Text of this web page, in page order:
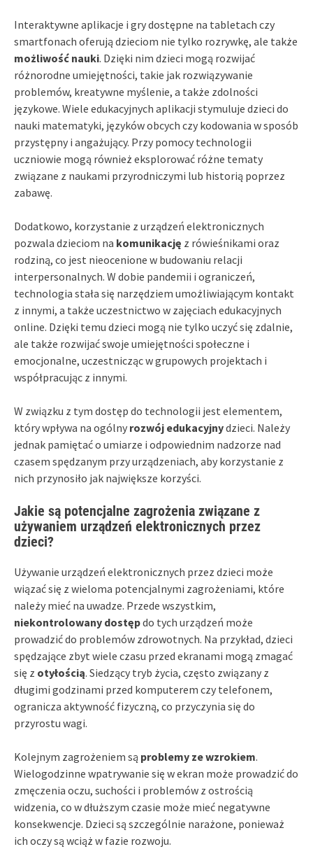
Interaktywne aplikacje i gry dostępne na tabletach czy
smartfonach oferują dzieciom nie tylko rozrywkę, ale także
możliwość nauki. Dzięki nim dzieci mogą rozwijać
różnorodne umiejętności, takie jak rozwiązywanie
problemów, kreatywne myślenie, a także zdolności
językowe. Wiele edukacyjnych aplikacji stymuluje dzieci do
nauki matematyki, języków obcych czy kodowania w sposób
przystępny i angażujący. Przy pomocy technologii
uczniowie mogą również eksplorować różne tematy
związane z naukami przyrodniczymi lub historią poprzez
zabawę.
Dodatkowo, korzystanie z urządzeń elektronicznych
pozwala dzieciom na komunikację z rówieśnikami oraz
rodziną, co jest nieocenione w budowaniu relacji
interpersonalnych. W dobie pandemii i ograniczeń,
technologia stała się narzędziem umożliwiającym kontakt
z innymi, a także uczestnictwo w zajęciach edukacyjnych
online. Dzięki temu dzieci mogą nie tylko uczyć się zdalnie,
ale także rozwijać swoje umiejętności społeczne i
emocjonalne, uczestnicząc w grupowych projektach i
współpracując z innymi.
W związku z tym dostęp do technologii jest elementem,
który wpływa na ogólny rozwój edukacyjnydzieci. Należy
jednak pamiętać o umiarze i odpowiednim nadzorze nad
czasem spędzanym przy urządzeniach, aby korzystanie z
nich przynosiło jak największe korzyści.
Jakie są potencjalne zagrożenia związane z
używaniem urządzeń elektronicznych przez
dzieci?
Używanie urządzeń elektronicznych przez dzieci może
wiązać się z wieloma potencjalnymi zagrożeniami, które
należy mieć na uwadze. Przede wszystkim,
niekontrolowany dostępdo tych urządzeń może
prowadzić do problemów zdrowotnych. Na przykład, dzieci
spędzające zbyt wiele czasu przed ekranami mogą zmagać
się z otyłością. Siedzący tryb życia, często związany z
długimi godzinami przed komputerem czy telefonem,
ogranicza aktywność fizyczną, co przyczynia się do
przyrostu wagi.
Kolejnym zagrożeniem są problemy ze wzrokiem.
Wielogodzinne wpatrywanie się w ekran może prowadzić do
zmęczenia oczu, suchości i problemów z ostrością
widzenia, co w dłuższym czasie może mieć negatywne
konsekwencje. Dzieci są szczególnie narażone, ponieważ
ich oczy są wciąż w fazie rozwoju.